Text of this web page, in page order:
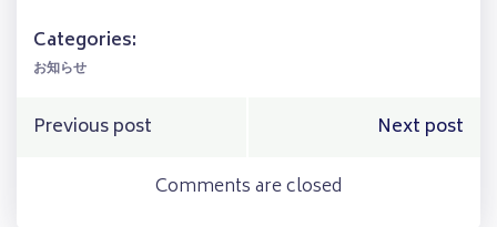
Categories:
お知らせ
Post
navigation
Previous post
navigation
Next post
Comments are closed